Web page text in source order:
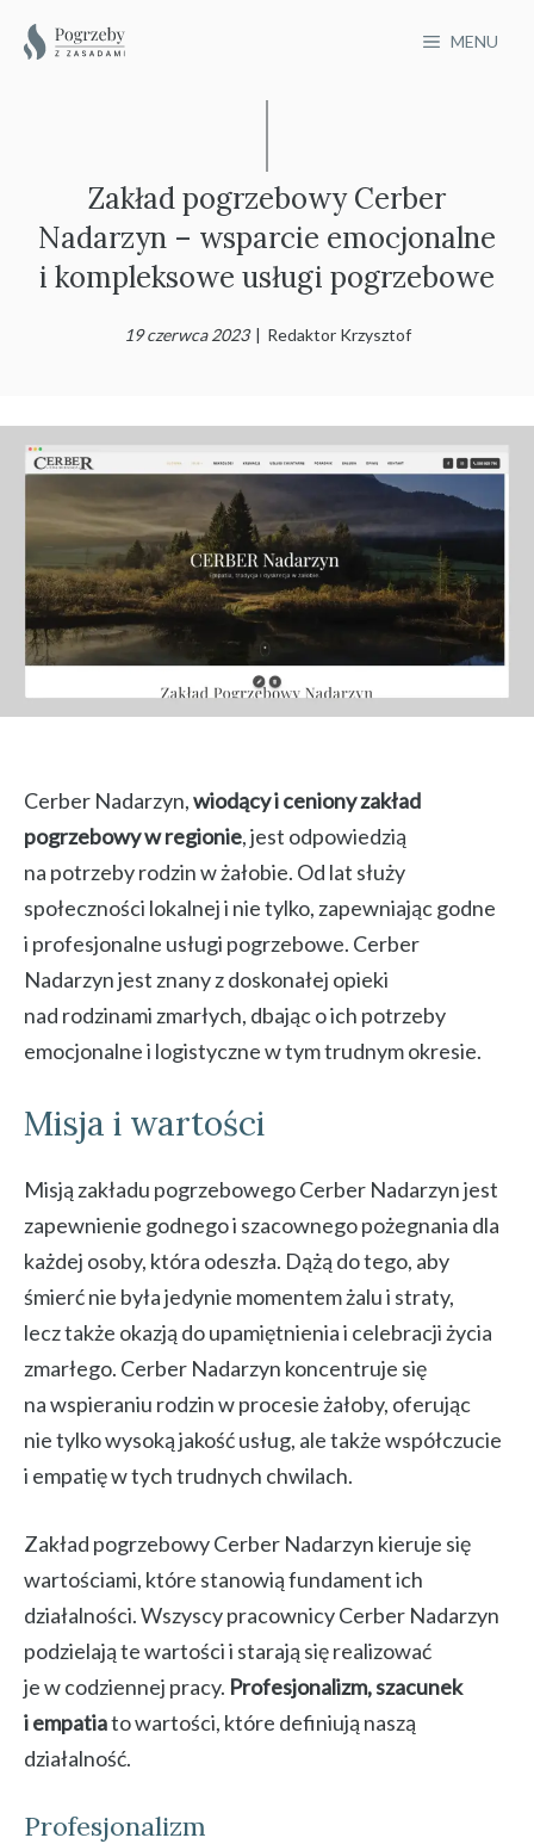
MENU
Zakład pogrzebowy Cerber
Nadarzyn – wsparcie emocjonalne
i kompleksowe usługi pogrzebowe
19 czerwca 2023 | Redaktor Krzysztof
Cerber Nadarzyn,wiodący i ceniony zakład
pogrzebowy w regionie, jest odpowiedzią
na potrzeby rodzin w żałobie. Od lat służy
społeczności lokalnej i nie tylko, zapewniając godne
i profesjonalne usługi pogrzebowe. Cerber
Nadarzyn jest znany z doskonałej opieki
nad rodzinami zmarłych, dbając o ich potrzeby
emocjonalne i logistyczne w tym trudnym okresie.
Misja i wartości
Misją zakładu pogrzebowego Cerber Nadarzyn jest
zapewnienie godnego i szacownego pożegnania dla
każdej osoby, która odeszła. Dążą do tego, aby
śmierć nie była jedynie momentem żalu i straty,
lecz także okazją do upamiętnienia i celebracji życia
zmarłego. Cerber Nadarzyn koncentruje się
na wspieraniu rodzin w procesie żałoby, oferując
nie tylko wysoką jakość usług, ale także współczucie
i empatię w tych trudnych chwilach.
Zakład pogrzebowy Cerber Nadarzyn kieruje się
wartościami, które stanowią fundament ich
działalności. Wszyscy pracownicy Cerber Nadarzyn
podzielają te wartości i starają się realizować
je w codziennej pracy. Profesjonalizm, szacunek
i empatiato wartości, które definiują naszą
działalność.
Profesjonalizm